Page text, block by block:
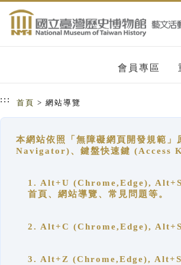
會員專區
::: 首頁 > 網站導覽
本網站依照「無障礙網頁開發規範
Navigator)、鍵盤快速鍵 (Access
1. Alt+U (Chrome,Edge),
首頁、網站導覽、常見問題等。
2. Alt+C (Chrome,Edge),
3. Alt+Z (Chrome,Edge),